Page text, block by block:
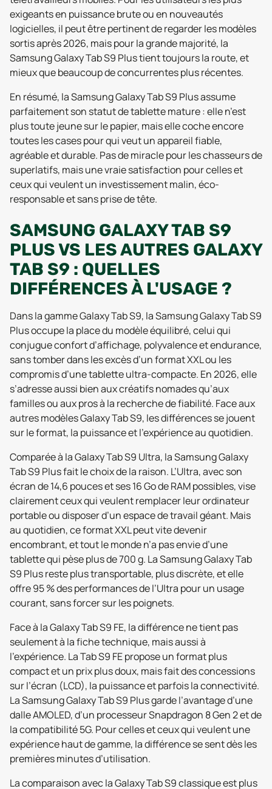
exigeants en puissance brute ou en nouveautés
logicielles, il peut être pertinent de regarder les modèles
sortis après 2026, mais pour la grande majorité, la
Samsung Galaxy Tab S9 Plus tient toujours la route, et
mieux que beaucoup de concurrentes plus récentes.
En résumé, la Samsung Galaxy Tab S9 Plus assume
parfaitement son statut de tablette mature : elle n’est
plus toute jeune sur le papier, mais elle coche encore
toutes les cases pour qui veut un appareil fiable,
agréable et durable. Pas de miracle pour les chasseurs de
superlatifs, mais une vraie satisfaction pour celles et
ceux qui veulent un investissement malin, éco-
responsable et sans prise de tête.
SAMSUNG GALAXY TAB S9
PLUS VS LES AUTRES GALAXY
TAB S9 : QUELLES
DIFFÉRENCES À L'USAGE ?
Dans la gamme Galaxy Tab S9, la Samsung Galaxy Tab S9
Plus occupe la place du modèle équilibré, celui qui
conjugue confort d’affichage, polyvalence et endurance,
sans tomber dans les excès d’un format XXL ou les
compromis d’une tablette ultra-compacte. En 2026, elle
s’adresse aussi bien aux créatifs nomades qu’aux
familles ou aux pros à la recherche de fiabilité. Face aux
autres modèles Galaxy Tab S9, les différences se jouent
sur le format, la puissance et l’expérience au quotidien.
Comparée à la Galaxy Tab S9 Ultra, la Samsung Galaxy
Tab S9 Plus fait le choix de la raison. L’Ultra, avec son
écran de 14,6 pouces et ses 16 Go de RAM possibles, vise
clairement ceux qui veulent remplacer leur ordinateur
portable ou disposer d’un espace de travail géant. Mais
au quotidien, ce format XXL peut vite devenir
encombrant, et tout le monde n’a pas envie d’une
tablette qui pèse plus de 700 g. La Samsung Galaxy Tab
S9 Plus reste plus transportable, plus discrète, et elle
offre 95 % des performances de l’Ultra pour un usage
courant, sans forcer sur les poignets.
Face à la Galaxy Tab S9 FE, la différence ne tient pas
seulement à la fiche technique, mais aussi à
l’expérience. La Tab S9 FE propose un format plus
compact et un prix plus doux, mais fait des concessions
sur l’écran (LCD), la puissance et parfois la connectivité.
La Samsung Galaxy Tab S9 Plus garde l’avantage d’une
dalle AMOLED, d’un processeur Snapdragon 8 Gen 2 et de
la compatibilité 5G. Pour celles et ceux qui veulent une
expérience haut de gamme, la différence se sent dès les
premières minutes d’utilisation.
La comparaison avec la Galaxy Tab S9 classique est plus